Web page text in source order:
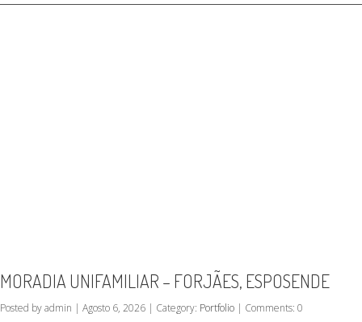
MORADIA UNIFAMILIAR – FORJÃES, ESPOSENDE
Posted by admin | Agosto 6, 2026 | Category: Portfolio | Comments: 0